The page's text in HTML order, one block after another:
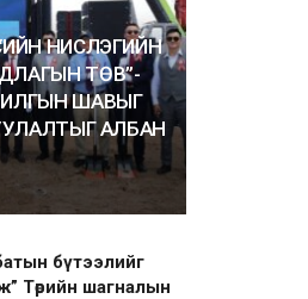
НИСЛЭГИЙН
ТӨВ”-
ШАВЫГ
АЛБАН
бүтээлийг
Төрийн шагналын